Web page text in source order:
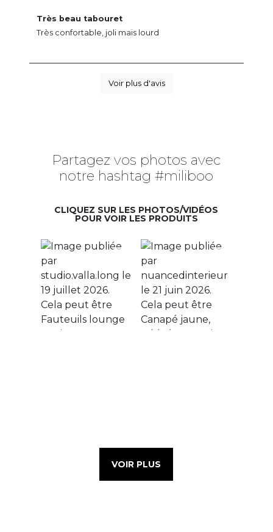
Très beau tabouret
Très confortable, joli mais lourd
Voir plus d'avis
Partagez vos photos avec
notre hashtag #miliboo
CLIQUEZ SUR LES PHOTOS/VIDÉOS
POUR VOIR LES PRODUITS
VOIR PLUS